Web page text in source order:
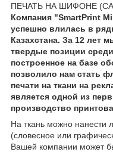
ПЕЧАТЬ НА ШИФОНЕ
Компания "SmartPrint
успешно влилась в
Казахстана. За 12 лет
твердые позиции
построенное на базе
позволило нам стать
печати на ткани на
является одной из
производство
На ткань можно нанести
(словесное или
Вашей компании может